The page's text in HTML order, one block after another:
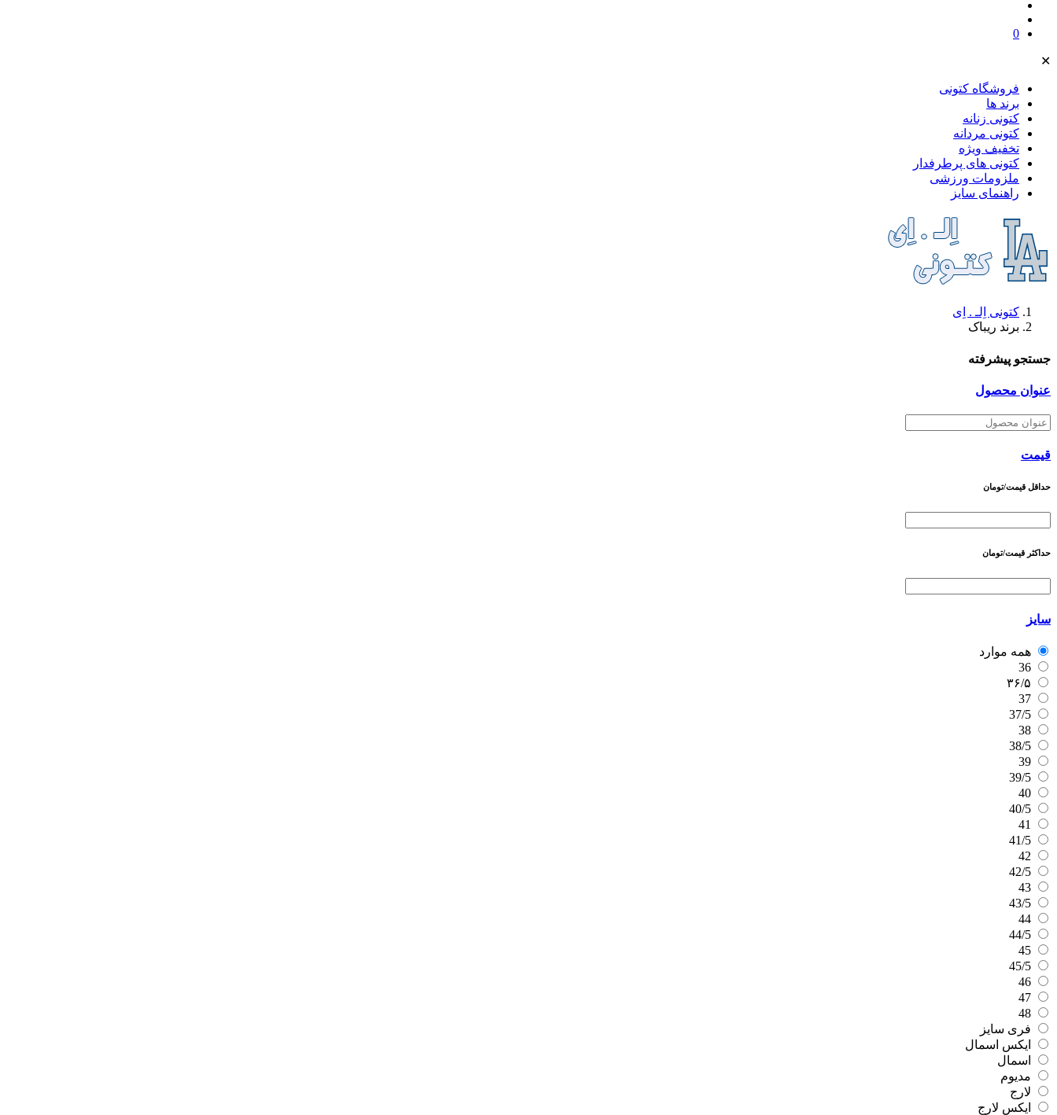
0
✕
فروشگاه کتونی
برند ها
کتونی زنانه
کتونی مردانه
تخفیف ویژه
کتونی های پرطرفدار
ملز‌ومات ورزشی
راهنمای سایز
کتونی اِلـ . اِی
برند ریباک
جستجو پیشرفته
عنوان محصول
قیمت
حداقل قیمت/تومان
حداکثر قیمت/تومان
سایز
همه موارد
36
۳۶/۵
37
37/5
38
38/5
39
39/5
40
40/5
41
41/5
42
42/5
43
43/5
44
44/5
45
45/5
46
47
48
فری سایز
ایکس اسمال
اسمال
مدیوم
لارج
ایکس لارج